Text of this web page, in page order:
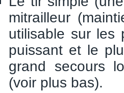
mitrailleur
utilisable sur les
puissant et le
grand secours
(voir plus bas).